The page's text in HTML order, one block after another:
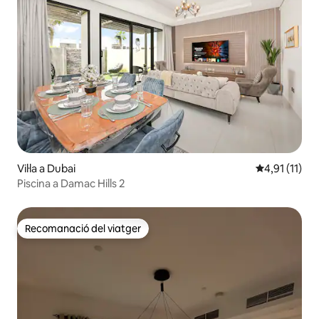
Vil·la a Dubai 4,91 de
4,91 (11)
Piscina a Damac Hills 2
Recomanació del viatger
Recomanació del viatger